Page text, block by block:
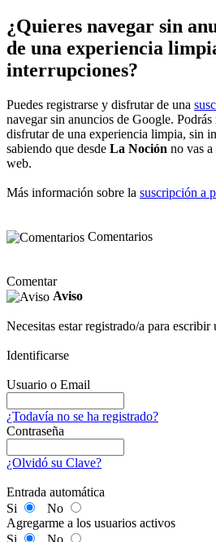
¿Quieres navegar sin
de una experiencia
interrupciones?
Puedes registrarse y disfrutar de una
navegar sin anuncios de Google. Podrás
disfrutar de una experiencia limpia, sin
sabiendo que desde La Noción no vas a
web.
Más información sobre la suscripción a
Comentarios
Comentar
Aviso
Necesitas estar registrado/a para escribir
Identificarse
Usuario o Email
¿Todavía no se ha registrado?
Contraseña
¿Olvidó su Clave?
Entrada automática
Si
No
Agregarme a los usuarios activos